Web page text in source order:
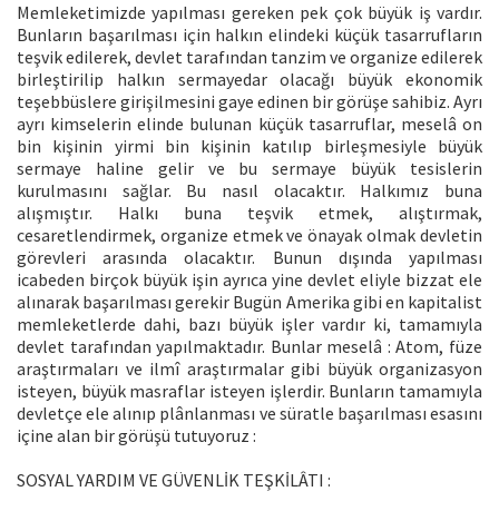
Memleketimizde yapılması gereken pek çok büyük iş vardır.
Bunların başarılması için halkın elindeki küçük tasarrufların
teşvik edilerek, devlet tarafından tanzim ve organize edilerek
birleştirilip halkın sermayedar olacağı büyük ekonomik
teşebbüslere girişilmesini gaye edinen bir görüşe sahibiz. Ayrı
ayrı kimselerin elinde bulunan küçük tasarruflar, meselâ on
bin kişinin yirmi bin kişinin katılıp birleşmesiyle büyük
sermaye haline gelir ve bu sermaye büyük tesislerin
kurulmasını sağlar. Bu nasıl olacaktır. Halkımız buna
alışmıştır. Halkı buna teşvik etmek, alıştırmak,
cesaretlendirmek, organize etmek ve önayak olmak devletin
görevleri arasında olacaktır. Bunun dışında yapılması
icabeden birçok büyük işin ayrıca yine devlet eliyle bizzat ele
alınarak başarılması gerekir Bugün Amerika gibi en kapitalist
memleketlerde dahi, bazı büyük işler vardır ki, tamamıyla
devlet tarafından yapılmaktadır. Bunlar meselâ : Atom, füze
araştırmaları ve ilmî araştırmalar gibi büyük organizasyon
isteyen, büyük masraflar isteyen işlerdir. Bunların tamamıyla
devletçe ele alınıp plânlanması ve süratle başarılması esasını
içine alan bir görüşü tutuyoruz :
SOSYAL YARDIM VE GÜVENLİK TEŞKİLÂTI :